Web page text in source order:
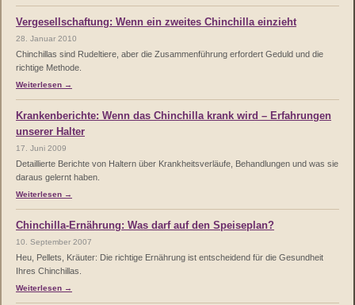
Vergesellschaftung: Wenn ein zweites Chinchilla einzieht
28. Januar 2010
Chinchillas sind Rudeltiere, aber die Zusammenführung erfordert Geduld und die
richtige Methode.
Weiterlesen →
Krankenberichte: Wenn das Chinchilla krank wird – Erfahrungen
unserer Halter
17. Juni 2009
Detaillierte Berichte von Haltern über Krankheitsverläufe, Behandlungen und was sie
daraus gelernt haben.
Weiterlesen →
Chinchilla-Ernährung: Was darf auf den Speiseplan?
10. September 2007
Heu, Pellets, Kräuter: Die richtige Ernährung ist entscheidend für die Gesundheit
Ihres Chinchillas.
Weiterlesen →